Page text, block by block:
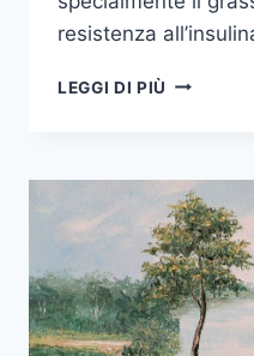
resistenza
LEGGI DI PIÙ 10